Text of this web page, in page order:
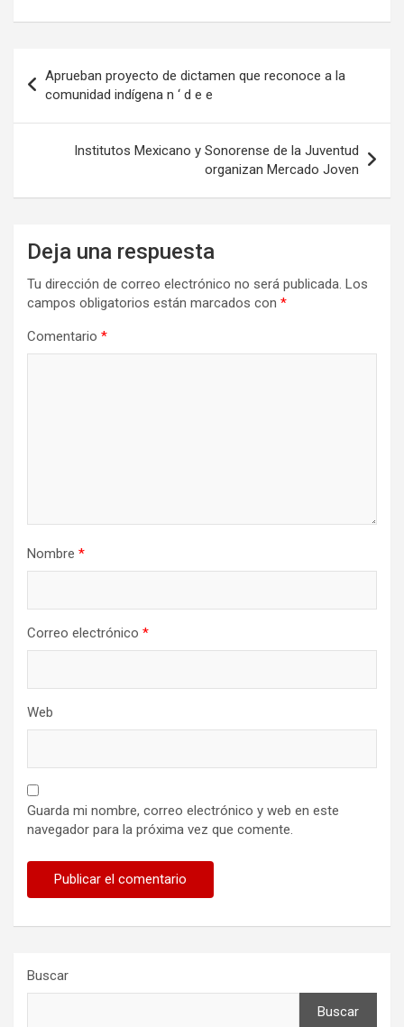
de
entradas
Aprueban proyecto de dictamen que reconoce a la
comunidad indígena n ‘ d e e
Institutos Mexicano y Sonorense de la Juventud
organizan Mercado Joven
Deja una respuesta
Tu dirección de correo electrónico no será publicada. Los
campos obligatorios están marcados con *
Comentario *
Nombre *
Correo electrónico *
Web
Guarda mi nombre, correo electrónico y web en este
navegador para la próxima vez que comente.
Buscar
Buscar